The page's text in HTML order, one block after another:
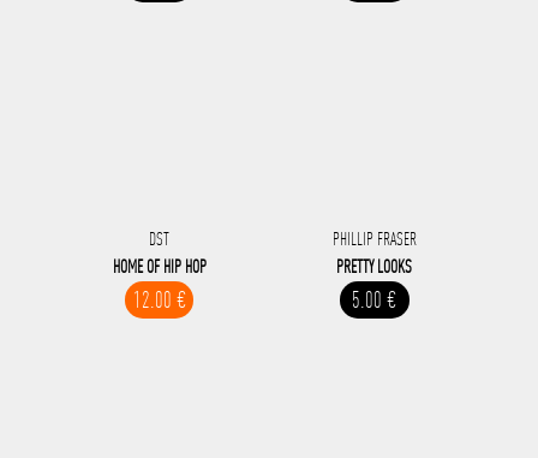
DST
HOME OF HIP HOP
12.00 €
PHILLIP FRASER
PRETTY LOOKS
5.00 €